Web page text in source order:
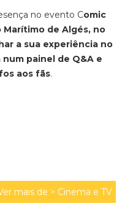
no evento Comic
Marítimo de Algés, no
a sua experiência no
painel de Q&A e
aos fãs.
mais de > Cinema e TV